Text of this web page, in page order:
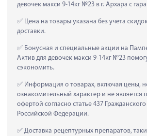
девочек макси 9-14кг №23 в г. Архара с
Цена на товары указана без учета
доставки.
Бонусная и специальные акции на
Актив для девочек макси 9-14кг №23
сэкономить.
Информация о товарах, включая цены,
ознакомительный характер и не является
офертой согласно статье 437
Российской Федерации.
Доставка рецептурных препаратов,